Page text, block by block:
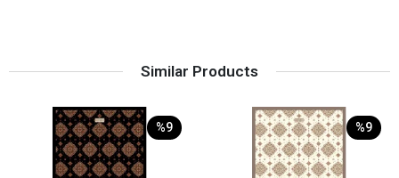
Similar Products
%9 %9